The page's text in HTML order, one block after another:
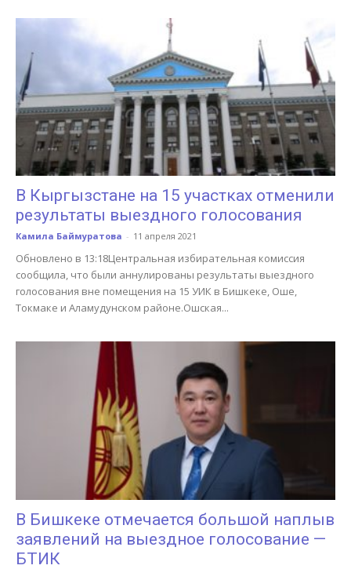
В Кыргызстане на 15 участках отменили
результаты выездного голосования
Камила Баймуратова - 11 апреля 2021
Обновлено в 13:18Центральная избирательная комиссия
сообщила, что были аннулированы результаты выездного
голосования вне помещения на 15 УИК в Бишкеке, Оше,
Токмаке и Аламудунском районе.Ошская...
В Бишкеке отмечается большой наплыв
заявлений на выездное голосование —
БТИК